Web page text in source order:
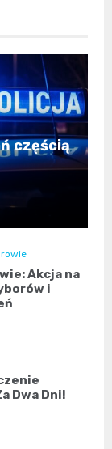
częścią
Akcja na
i
Dwa Dni!